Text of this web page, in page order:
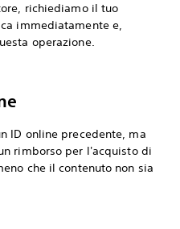
richiediamo il tuo
immediatamente e,
operazione.
ID online precedente, ma
rimborso per l'acquisto di
che il contenuto non sia